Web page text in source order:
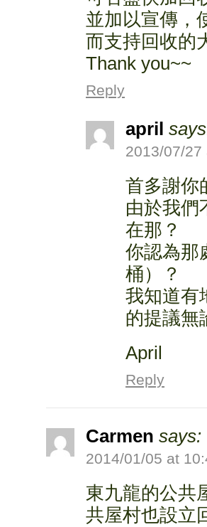
並加以宣傳，
而支持回收的
Thank you~~
Reply
april
2013/07/27
首多謝你
由於我們
在那？
你認為那
桶）？
我知道有
的提議無
April
Reply
Carmen says:
2014/01/05 at
東九龍的公共
共屋村也設立